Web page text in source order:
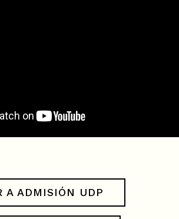
A ADMISIÓN UDP